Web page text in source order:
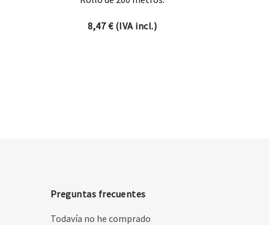
8,47€(IVA incl.)
Preguntas frecuentes
Todavía no he comprado